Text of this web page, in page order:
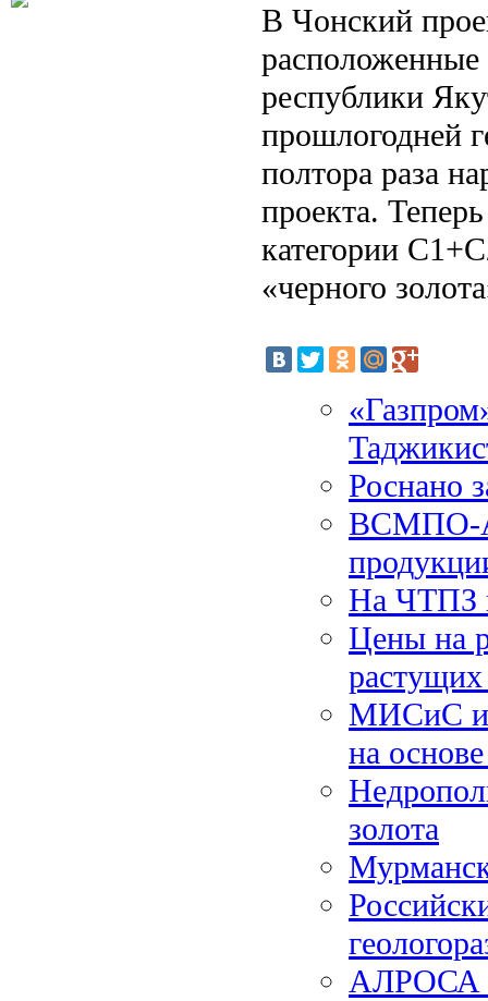
В Чонский
расположенные
республики
прошлогодней
полтора раза
проекта.
категории
«черного
Роснано
ВСМПО-
На ЧТПЗ
Цены на
растущих
МИСиС и
на
золота
АЛРОСА